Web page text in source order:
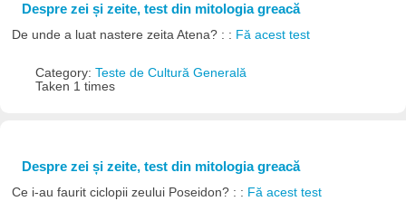
Despre zei și zeite, test din mitologia greacă
De unde a luat nastere zeita Atena? : : Fă acest test
Category: Teste de Cultură Generală
Taken 1 times
Despre zei și zeite, test din mitologia greacă
Ce i-au faurit ciclopii zeului Poseidon? : : Fă acest test